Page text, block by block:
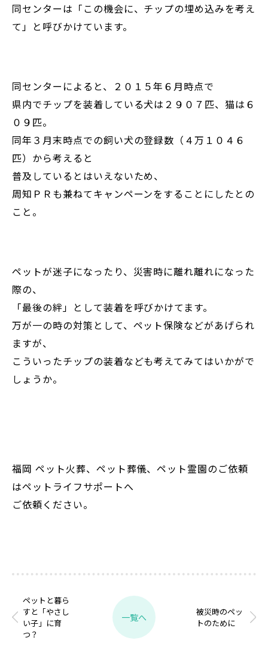
同センターは「この機会に、チップの埋め込みを考え
て」と呼びかけています。
同センターによると、２０１５年６月時点で
県内でチップを装着している犬は２９０７匹、猫は６
０９匹。
同年３月末時点での飼い犬の登録数（４万１０４６
匹）から考えると
普及しているとはいえないため、
周知ＰＲも兼ねてキャンペーンをすることにしたとの
こと。
ペットが迷子になったり、災害時に離れ離れになった
際の、
「最後の絆」として装着を呼びかけてます。
万が一の時の対策として、ペット保険などがあげられ
ますが、
こういったチップの装着なども考えてみてはいかがで
しょうか。
福岡 ペット火葬、ペット葬儀、ペット霊園のご依頼
はペットライフサポートへ
ご依頼ください。
ペットと暮ら
すと「やさし
い子」に育
つ？
一覧へ
被災時のペッ
トのために